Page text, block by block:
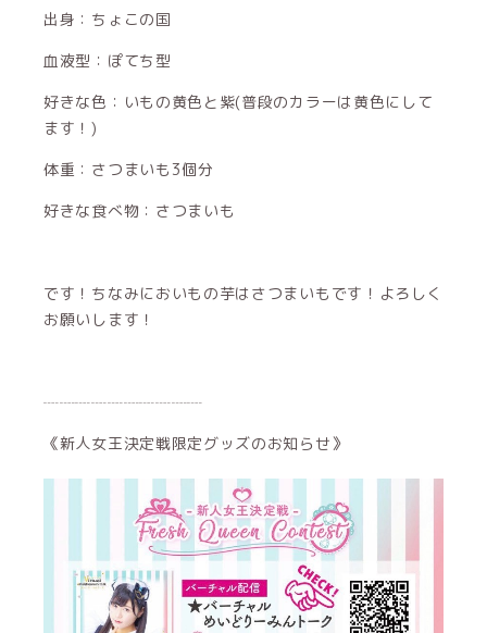
出身：ちょこの国
血液型：ぽてち型
好きな色：いもの黄色と紫(普段のカラーは黄色にして
ます！)
体重：さつまいも3個分
好きな食べ物：さつまいも
です！ちなみにおいもの芋はさつまいもです！よろしく
お願いします！
┈┈┈┈┈┈┈┈┈┈
《新人女王決定戦限定グッズのお知らせ》